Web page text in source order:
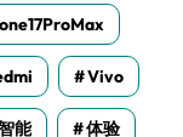
Vivo
能 体验